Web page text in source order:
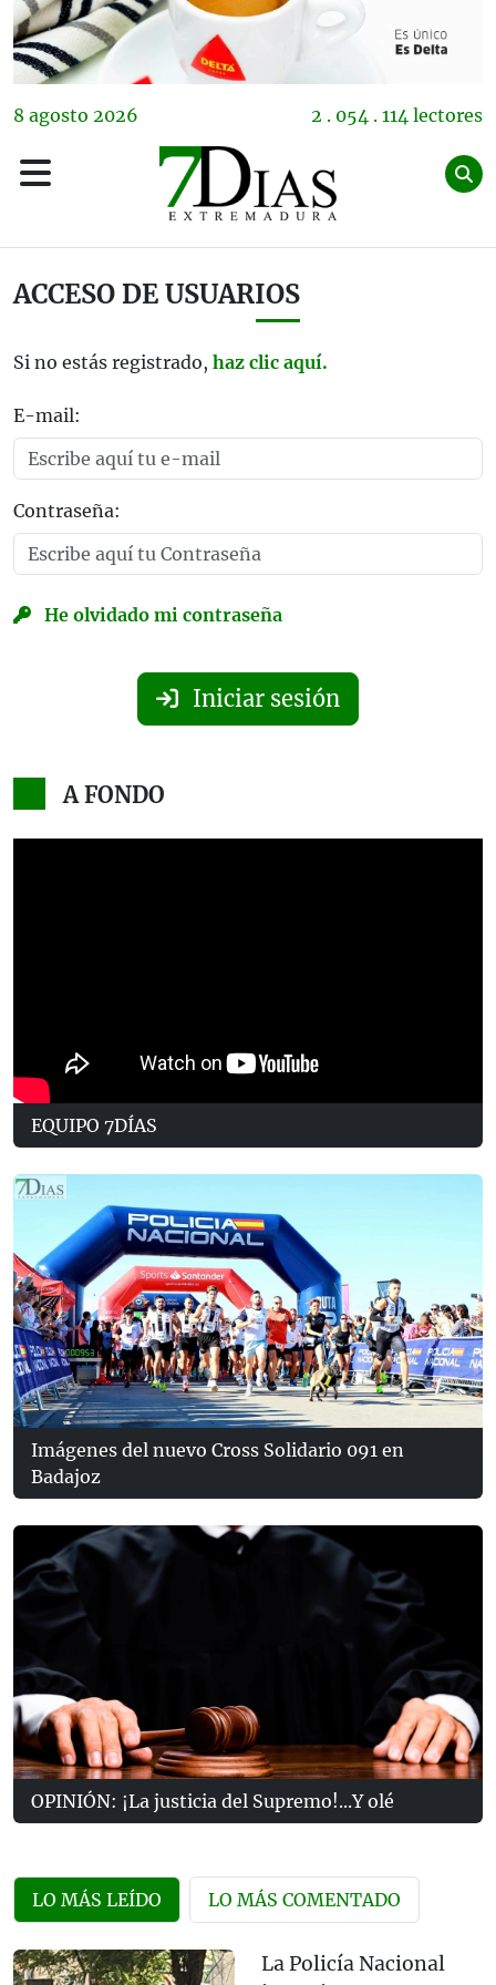
8 agosto 2026 2 . 054 . 114 lectores
ACCESO DE USUARIOS
Si no estás registrado, haz clic aquí.
E-mail:
Contraseña:
He olvidado mi contraseña
Iniciar sesión
A FONDO
EQUIPO 7DÍAS
Imágenes del nuevo Cross Solidario 091 en
Badajoz
OPINIÓN: ¡La justicia del Supremo!...Y olé
LO MÁS LEÍDO LO MÁS COMENTADO
La Policía Nacional